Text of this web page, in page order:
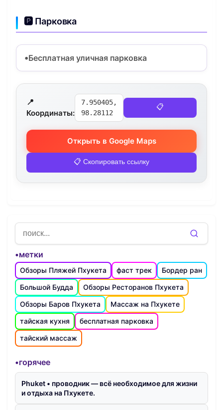
🅿️ Парковка
Бесплатная уличная парковка
📍
Координаты:
7.950405,
98.28112
📋
Открыть в Google Maps
📋 Скопировать ссылку
•метки
Обзоры Пляжей Пхукета фаст трек
Бордер ран
Большой Будда
Обзоры Ресторанов Пхукета
Обзоры Баров Пхукета
Массаж на Пхукете
тайская кухня
бесплатная парковка
тайский массаж
•горячее
Phuket • проводник — всё необходимое для жизни
и отдыха на Пхукете.